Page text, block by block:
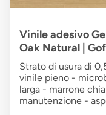
Vinile adesivo
Oak Natural |
Strato di usura di
vinile pieno -
larga - marrone
manutenzione -